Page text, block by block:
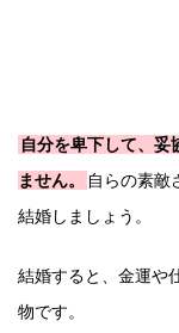
自分を卑下して、妥
ません。
自らの素敵
結婚しましょう。
結婚すると、金運や
物です。